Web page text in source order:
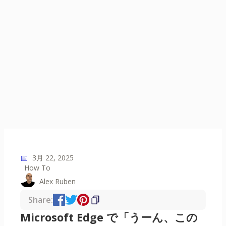
📅 3月 22, 2025
How To
Alex Ruben
Share:
Microsoft Edge で「うーん、この